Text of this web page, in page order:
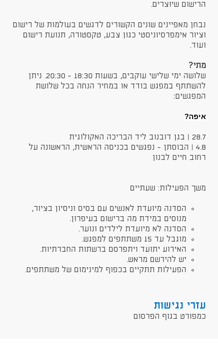
הרישום שיוצרים.
נבחן מאפיינים שונים הקשורים לדגשים בעולמות של רישום
וציור אימפרסיוניסטי כגון צבע, טקסטורה, תנועת רישום
ועוד.
מתי?
שלושה ימי שלישי עוקבים, בשעות 18:30 - 20:30. ניתן
להשתתף במפגש בודד או במחיר הנחה בכל שלושת
המפגשים:
איפה?
28.7 | בגן דובנוב ליד הבריכה האקולוגית
4.8 | הבוסתן - נפגשים בכניסה הראשית, הראשונה על
רחוב חיים לבנון
משך הפעילות: שעתיים
הסדנה מיועדת לאנשים עם בסיס וניסיון בציור,
מנוסים במידת מה ברישום בעיפרון.
הסדנה לא מיועדת לילדים ונוער.
מוגבל עד 15 משתתפים למפגש.
האירוע יתועד ויתפרסם ברשתות החברתיות.
יש להירשם מראש.
הפעילות תתקיים בכפוף למינימום של משתתפים.
עזרי נגישות
כמפורט בגוף הפרסום